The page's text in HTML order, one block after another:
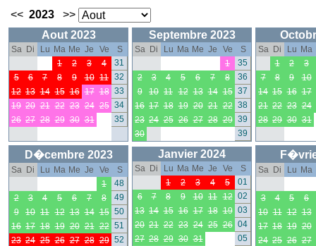
<< 2023
>>
Aout 2023
Sa Di Lu Ma Me Je Ve
S
1
2 3 4
31
5
6 7 8 9 10 11 32
12 13 14 15 16 17 18 33
19 20 21 22 23 24 25 34
26 27 28 29 30 31 35
Septembre 2023
Sa Di Lu Ma Me Je Ve
S
1
35
2
3 4 5 6 7 8
36
9
10 11 12 13 14 15 37
16 17 18 19 20 21 22 38
23 24 25 26 27 28 29 39
30
39
Sa Di Lu Ma
1
2
3
7
8 9
10
14 15 16 17
21 22 23 24
28 29 30 31
D�cembre 2023
Sa Di Lu Ma Me Je Ve
S
1
48
2
3 4 5 6 7 8
49
9
10 11 12 13 14 15 50
16 17 18 19 20 21 22 51
23 24 25 26 27 28 29 52
Janvier 2024
Sa Di Lu Ma Me Je Ve
S
1
2 3 4 5
01
6
7 8 9 10 11 12 02
13 14 15 16 17 18 19 03
20 21 22 23 24 25 26 04
27 28 29 30 31 05
Sa Di Lu Ma
3 4 5
6
10 11 12 13
17 18 19 20
24 25 26 27